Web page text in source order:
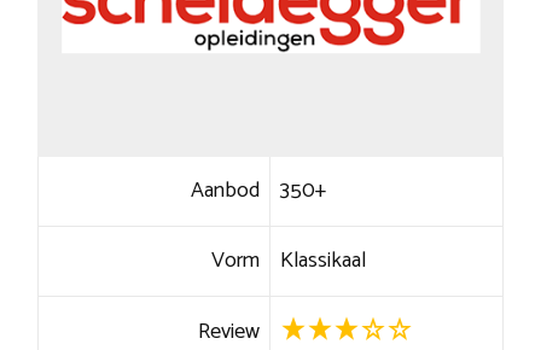
Aanbod 350+
Vorm Klassikaal
Review